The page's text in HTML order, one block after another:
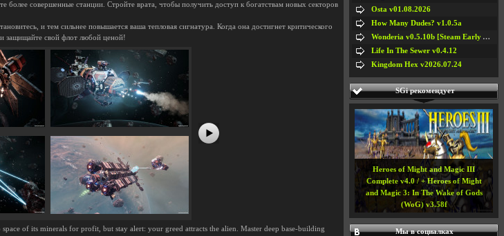
более совершенные станции. Стройте врата, чтобы получить доступ к богатствам новых секторов
и тем сильнее повышается ваша тепловая сигнатура. Когда она достигнет критического
защищайте свой флот любой ценой!
#6
of its minerals for profit, but stay alert: your greed attracts the alien. Master deep base-building
Osta v01.08.2026
How Many Dudes? v1.0.5a
Wonderia v0.5.10b [Steam Early Access]
Life In The Sewer v0.4.12
Kingdom Hex v2026.07.24
SGi рекомендует
Heroes of Might and Magic III
Complete v4.0 / + Heroes of Might
and Magic 3: In The Wake of Gods
(WoG) v3.58f
Мы в социалках